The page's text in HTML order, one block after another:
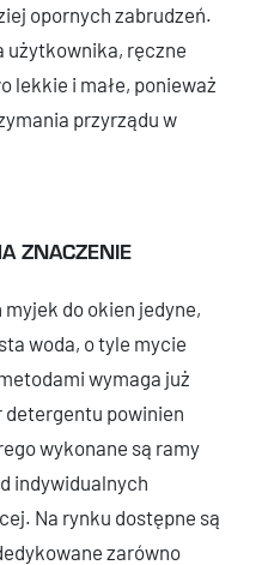
opornych zabrudzeń.
użytkownika, ręczne
lekkie i małe, ponieważ
przyrządu w
ZNACZENIE
do okien jedyne,
woda, o tyle mycie
wymaga już
detergentu powinien
wykonane są ramy
indywidualnych
Na rynku dostępne są
zarówno